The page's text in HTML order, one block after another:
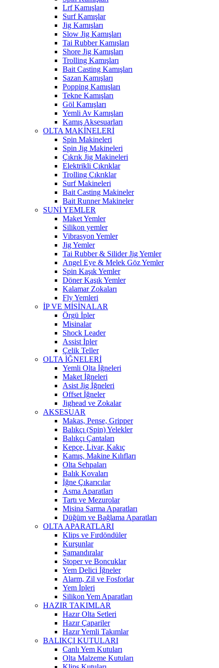
Lrf Kamışları
Surf Kamışlar
Jig Kamışları
Slow Jig Kamışları
Tai Rubber Kamışları
Shore Jig Kamışları
Trolling Kamışları
Bait Casting Kamışları
Sazan Kamışları
Popping Kamışları
Tekne Kamışları
Göl Kamışları
Yemli Av Kamışları
Kamış Aksesuarları
OLTA MAKİNELERİ
Spin Makineleri
Spin Jig Makineleri
Çıkrık Jig Makineleri
Elektrikli Çıkrıklar
Trolling Çıkrıklar
Surf Makineleri
Bait Casting Makineler
Bait Runner Makineler
SUNİ YEMLER
Maket Yemler
Silikon yemler
Vibrasyon Yemler
Jig Yemler
Tai Rubber & Silider Jig Yemler
Angel Eye & Melek Göz Yemler
Spin Kaşık Yemler
Döner Kaşık Yemler
Kalamar Zokaları
Fly Yemleri
İP VE MİSİNALAR
Örgü İpler
Misinalar
Shock Leader
Assist İpler
Çelik Teller
OLTA İĞNELERİ
Yemli Olta İğneleri
Maket İğneleri
Asist Jig İğneleri
Offset İğneler
Jighead ve Zokalar
AKSESUAR
Makas, Pense, Gripper
Balıkçı (Spin) Yelekler
Balıkçı Çantaları
Kepçe, Livar, Kakıç
Kamış, Makine Kılıfları
Olta Sehpaları
Balık Kovaları
İğne Çıkarıcılar
Asma Aparatları
Tartı ve Mezurolar
Misina Sarma Aparatları
Düğüm ve Bağlama Aparatları
OLTA APARATLARI
Klips ve Fırdöndüler
Kurşunlar
Şamandıralar
Stoper ve Boncuklar
Yem Delici İğneler
Alarm, Zil ve Fosforlar
Yem İpleri
Silikon Yem Aparatları
HAZIR TAKIMLAR
Hazır Olta Setleri
Hazır Çapariler
Hazır Yemli Takımlar
BALIKÇI KUTULARI
Canlı Yem Kutuları
Olta Malzeme Kutuları